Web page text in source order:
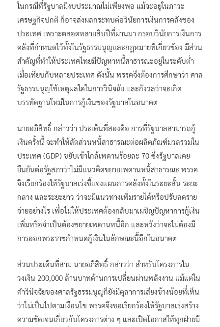
ในกรณีที่รัฐบาลมีงบประมาณไม่เพียงพอ แม้จะอยู่ในภาวะ
เศรษฐกิจปกติ ก็อาจส่งผลกระทบต่อวินัยการเงินการคลังของ
ประเทศ เพราะตลอดหลายสิบปีที่ผ่านมา กรอบวินัยการเงินการ
คลังที่กำหนดไว้ทั้งในรัฐธรรมนูญและกฎหมายที่เกี่ยวข้อง มีส่วน
สำคัญที่ทำให้ประเทศไทยมีปัญหาหนี้สาธารณะอยู่ในระดับต่ำ
เมื่อเทียบกับหลายประเทศ ดังนั้น พรรคจึงต้องการศึกษาว่า ศาล
รัฐธรรมนูญใช้เหตุผลใดในการวินิจฉัย และกังวลว่าจะเกิด
บรรทัดฐานใหม่ในการกู้เงินของรัฐบาลในอนาคต
นายอภิสิทธิ์ กล่าวว่า ประเด็นที่สองคือ การที่รัฐบาลสามารถกู้
เงินครั้งนี้ จะทำให้สัดส่วนหนี้สาธารณะต่อผลิตภัณฑ์มวลรวมใน
ประเทศ (GDP) ขยับเข้าใกล้เพดานร้อยละ 70 ซึ่งรัฐบาลเคย
ยืนยันต่อรัฐสภาว่าไม่มีแนวคิดขยายเพดานหนี้สาธารณะ พรรค
จึงเรียกร้องให้รัฐบาลเร่งชี้แจงแผนการคลังทั้งในระยะสั้น ระยะ
กลาง และระยะยาว ว่าจะมีแนวทางเพิ่มรายได้หรือปรับลดราย
จ่ายอย่างไร เพื่อไม่ให้ประเทศต้องกลับมาเผชิญปัญหาการกู้เงิน
เพิ่มหรือจำเป็นต้องขยายเพดานหนี้อีก และหวังว่าจะไม่ต้องมี
การออกพระราชกำหนดกู้เงินในลักษณะนี้อีกในอนาคต
ส่วนประเด็นที่สาม นายอภิสิทธิ์ กล่าวว่า สำหรับโครงการใน
วงเงิน 200,000 ล้านบาทด้านการเปลี่ยนผ่านพลังงาน แม้แต่ใน
คำวินิจฉัยของศาลรัฐธรรมนูญก็ยังมีตุลาการเสียงข้างน้อยที่เห็น
ว่าไม่เป็นไปตามเงื่อนไข พรรคจึงขอเรียกร้องให้รัฐบาลเร่งสร้าง
ความชัดเจนเกี่ยวกับโครงการต่าง ๆ และเปิดโอกาสให้ทุกฝ่ายมี